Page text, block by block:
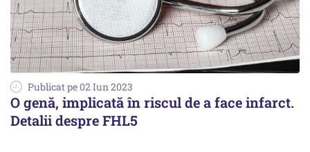
Publicat pe 02 Iun 2023
O genă, implicată în riscul de a face infarct.
Detalii despre FHL5